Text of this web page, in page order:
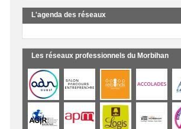
L'agenda des réseaux
Les réseaux professionnels du Morbihan